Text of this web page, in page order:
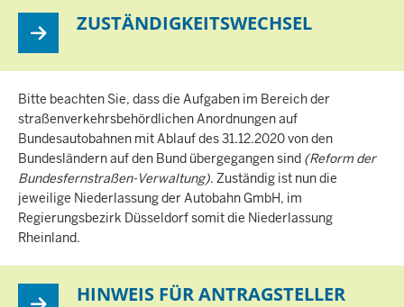
ZUSTÄNDIGKEITSWECHSEL
Bitte beachten Sie, dass die Aufgaben im Bereich der
straßenverkehrsbehördlichen Anordnungen auf
Bundesautobahnen mit Ablauf des 31.12.2020 von den
Bundesländern auf den Bund übergegangen sind (Reform der
Bundesfernstraßen-Verwaltung). Zuständig ist nun die
jeweilige Niederlassung der Autobahn GmbH, im
Regierungsbezirk Düsseldorf somit die Niederlassung
Rheinland.
HINWEIS FÜR ANTRAGSTELLER